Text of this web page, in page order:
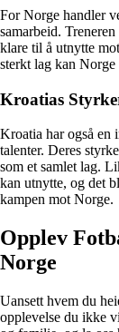
For Norge handler
samarbeid.
klare til å utnytte
sterkt lag kan Norge
Kroatias
Kroatia har også en
talenter. Deres
som et samlet lag.
kan utnytte, og det
kampen mot Norge.
Opplev
Norge
Uansett hvem du
opplevelse du ikke